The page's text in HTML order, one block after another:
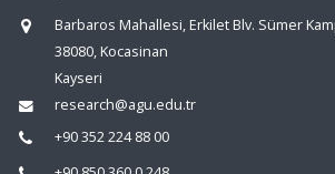
Barbaros Mahallesi, Erkilet Blv. Sümer
38080, Kocasinan
Kayseri
research@agu.edu.tr
+90 352 224 88 00